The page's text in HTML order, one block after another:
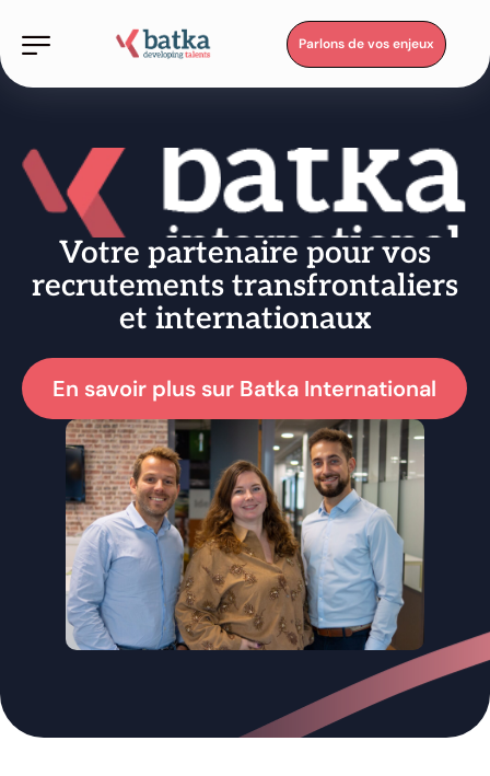
Parlons de vos enjeux
Votre partenaire pour vos
recrutements transfrontaliers
et internationaux
En savoir plus sur Batka International